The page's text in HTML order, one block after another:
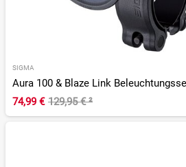
SIGMA
Aura 100 & Blaze Link
74,99 € 129,95 €²